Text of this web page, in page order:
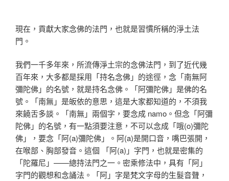
現在，貢獻大家念佛的法門，也就是習慣所稱的淨土法
門。
我們一千多年來，所流傳淨土宗的念佛法門，到了近代幾
百年來，大多都是採用「持名念佛」的途徑，念「南無阿
彌陀佛」的名號，就是持名念佛。「阿彌陀佛」是佛的名
號。「南無」是皈依的意思，這是大家都知道的，不須我
來饒舌多談。「南無」兩個字，要念成 namo。但念「阿彌
陀佛」的名號，有一點須要注意，不可以念成「哦(o)彌陀
佛」，要念「阿(a)彌陀佛」。阿(a)是開口音，嘴巴張開，
在喉部、胸部發音。這個 「阿(a)」字門，也就是密集的
「陀羅尼」——總持法門之一。密乘修法中，具有「阿」
字門的觀想和念誦法。「阿」字是梵文字母的生髮音聲，